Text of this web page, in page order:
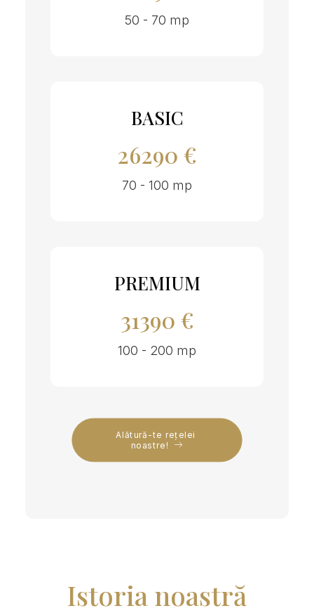
50 - 70 mp
BASIC
26290 €
70 - 100 mp
PREMIUM
31390 €
100 - 200 mp
Alătură-te rețelei
noastre!
Istoria noastră